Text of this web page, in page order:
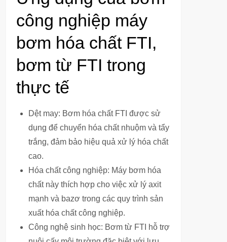
công nghiệp máy
bơm hóa chất FTI,
bơm từ FTI trong
thực tế
Dệt may: Bơm hóa chất FTI được sử
dụng để chuyển hóa chất nhuộm và tẩy
trắng, đảm bảo hiệu quả xử lý hóa chất
cao.
Hóa chất công nghiệp: Máy bơm hóa
chất này thích hợp cho việc xử lý axit
mạnh và bazơ trong các quy trình sản
xuất hóa chất công nghiệp.
Công nghệ sinh học: Bơm từ FTI hỗ trợ